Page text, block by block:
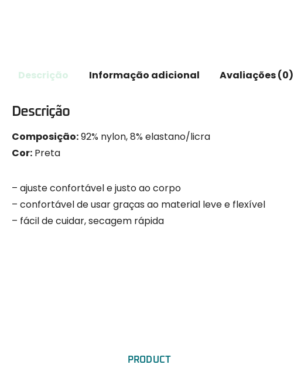
Descrição Informação adicional Avaliações (0)
Descrição
Composição:92% nylon, 8% elastano/licra
Cor: Preta
– ajuste confortável e justo ao corpo
– confortável de usar graças ao material leve e flexível
– fácil de cuidar, secagem rápida
PRODUCT